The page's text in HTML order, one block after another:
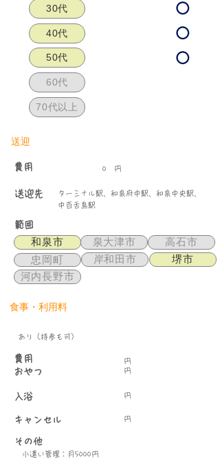
30代
40代
50代
60代
70代以上
​送迎
​費用
送迎先
0 円
ターミナル駅、和泉府中駅、和泉中央駅、
中百舌鳥駅
範囲
和泉市 泉大津市
高石市
忠岡町
岸和田市
堺市
河内長野市
食事・利用料
あり（持参も可）
​費用 円
おやつ 円
入浴 円
キャンセル 円
その他
小遣い管理：月5000円